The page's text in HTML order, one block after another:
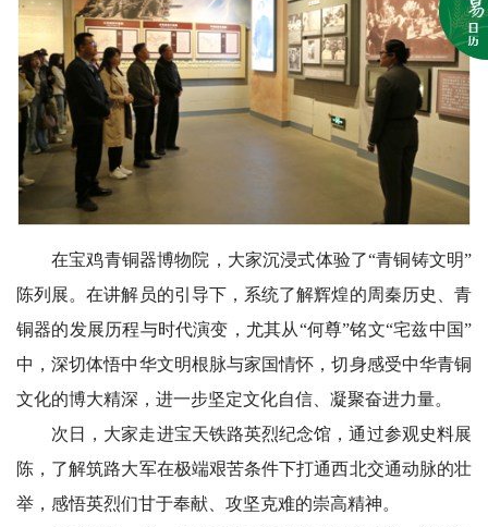
在宝鸡青铜器博物院，大家沉浸式体验了“青铜铸文明”
陈列展。在讲解员的引导下，系统了解辉煌的周秦历史、青
铜器的发展历程与时代演变，尤其从“何尊”铭文“宅兹中国”
中，深切体悟中华文明根脉与家国情怀，切身感受中华青铜
文化的博大精深，进一步坚定文化自信、凝聚奋进力量。
次日，大家走进宝天铁路英烈纪念馆，通过参观史料展
陈，了解筑路大军在极端艰苦条件下打通西北交通动脉的壮
举，感悟英烈们甘于奉献、攻坚克难的崇高精神。